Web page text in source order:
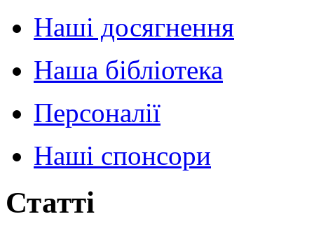
Наші досягнення
Наша бібліотека
Персоналії
Наші спонсори
Статті